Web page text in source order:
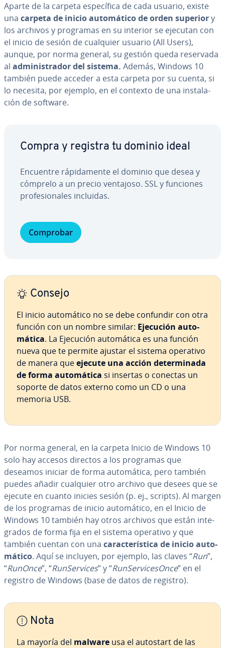
Aparte de la carpeta es­pe­cí­fi­ca de cada usuario, existe
una carpeta de inicio au­to­má­ti­co de orden superiory
los archivos y programas en su interior se ejecutan con
el inicio de sesión de cualquier usuario (All Users),
aunque, por norma general, su gestión queda reservada
al ad­mi­ni­s­tra­dor del sistema. Además, Windows 10
también puede acceder a esta carpeta por su cuenta, si
lo necesita, por ejemplo, en el contexto de una in­s­ta­la­
ción de software.
Compra y registra tu dominio ideal
Encuentre rá­pi­da­me­n­te el dominio que desea y
cómprelo a un precio ventajoso. SSL y funciones
pro­fe­sio­na­les incluidas.
Comprobar
Consejo
El inicio au­to­má­ti­co no se debe confundir con otra
función con un nombre similar: Ejecución au­to­
má­ti­ca. La Ejecución au­to­má­ti­ca es una función
nueva que te permite ajustar el sistema operativo
de manera queejecute una acción de­te­r­mi­na­da
de forma au­to­má­ti­ca si insertas o conectas un
soporte de datos externo como un CD o una
memoria USB.
Por norma general, en la carpeta Inicio de Windows 10
solo hay accesos directos a los programas que
deseamos iniciar de forma au­to­má­ti­ca, pero también
puedes añadir cualquier otro archivo que desees que se
ejecute en cuanto inicies sesión (p. ej., scripts). Al margen
de los programas de inicio au­to­má­ti­co, en el Inicio de
Windows 10 también hay otros archivos que están in­te­
gra­dos de forma fija en el sistema operativo y que
también cuentan con una ca­ra­c­te­rí­s­ti­ca de inicio au­to­
má­ti­co. Aquí se incluyen, por ejemplo, las claves “Run”,
“RunOnce”, “Ru­n­Se­r­vi­ces” y “Ru­n­Se­r­vi­ce­sO­n­ce” en el
registro de Windows (base de datos de registro).
Nota
La mayoría del malware usa el autostart de las